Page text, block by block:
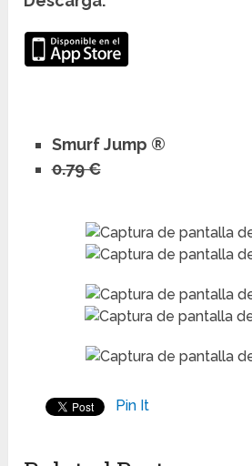
Smurf Jump ®
0.79 €
Pin It